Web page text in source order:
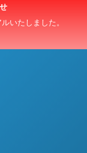
いたしました。
U-15）大会